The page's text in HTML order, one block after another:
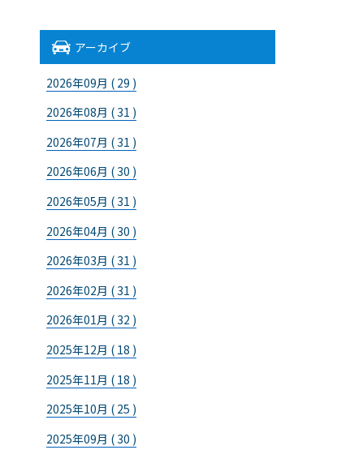
アーカイブ
2026年09月 ( 29 )
2026年08月 ( 31 )
2026年07月 ( 31 )
2026年06月 ( 30 )
2026年05月 ( 31 )
2026年04月 ( 30 )
2026年03月 ( 31 )
2026年02月 ( 31 )
2026年01月 ( 32 )
2025年12月 ( 18 )
2025年11月 ( 18 )
2025年10月 ( 25 )
2025年09月 ( 30 )